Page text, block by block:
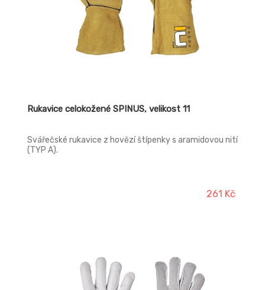
Rukavice celokožené SPINUS, velikost 11
Svářečské rukavice z hovězí štípenky s aramidovou nití
(TYP A).
261 Kč